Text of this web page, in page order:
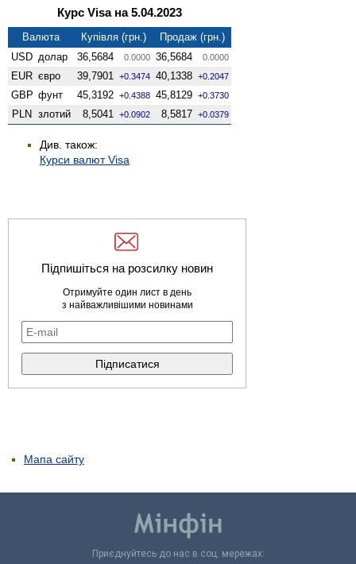
Курс Visa на 5.04.2023
Валюта Купівля (грн.)
Продаж (грн.)
USD долар 36,5684 0.0000 36,5684 0.0000
EUR євро 39,7901 +0.3474 40,1338 +0.2047
GBP фунт 45,3192 +0.4388 45,8129 +0.3730
PLN злотий 8,5041 +0.0902 8,5817 +0.0379
Див. також:
Курси валют Visa
Підпишіться на розсилку новин
Отримуйте один лист в день
з найважливішими новинами
Мапа сайту
Приєднуйтесь до нас в соц. мережах: